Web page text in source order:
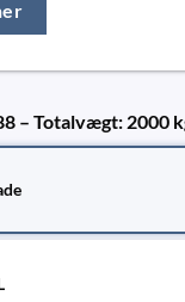
– Totalvægt: 2000